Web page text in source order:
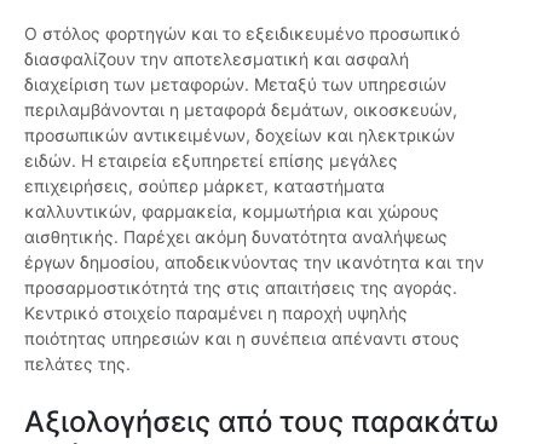
Ο στόλος φορτηγών και το εξειδικευμένο προσωπικό
διασφαλίζουν την αποτελεσματική και ασφαλή
διαχείριση των μεταφορών. Μεταξύ των υπηρεσιών
περιλαμβάνονται η μεταφορά δεμάτων, οικοσκευών,
προσωπικών αντικειμένων, δοχείων και ηλεκτρικών
ειδών. Η εταιρεία εξυπηρετεί επίσης μεγάλες
επιχειρήσεις, σούπερ μάρκετ, καταστήματα
καλλυντικών, φαρμακεία, κομμωτήρια και χώρους
αισθητικής. Παρέχει ακόμη δυνατότητα αναλήψεως
έργων δημοσίου, αποδεικνύοντας την ικανότητα και την
προσαρμοστικότητά της στις απαιτήσεις της αγοράς.
Κεντρικό στοιχείο παραμένει η παροχή υψηλής
ποιότητας υπηρεσιών και η συνέπεια απέναντι στους
πελάτες της.
Αξιολογήσεις από τους παρακάτω